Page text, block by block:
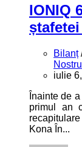
IONIQ
Bilanț
Nostru
iulie
Înainte de
primul an
Kona În...